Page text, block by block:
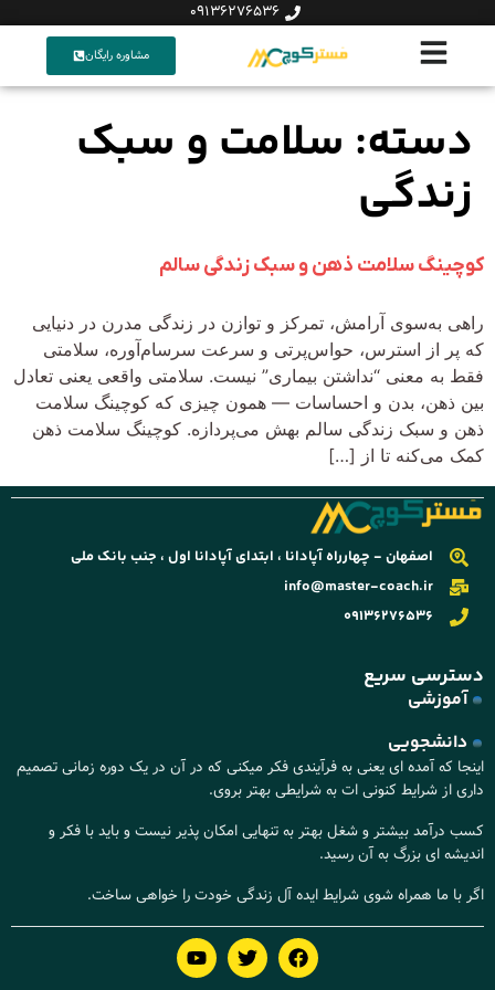
09136276536
مشاوره رایگان
دسته: سلامت و سبک
زندگی
کوچینگ سلامت ذهن و سبک زندگی سالم
راهی به‌سوی آرامش، تمرکز و توازن در زندگی مدرن در دنیایی
که پر از استرس، حواس‌پرتی و سرعت سرسام‌آوره، سلامتی
فقط به معنی “نداشتن بیماری” نیست. سلامتی واقعی یعنی تعادل
بین ذهن، بدن و احساسات — همون چیزی که کوچینگ سلامت
ذهن و سبک زندگی سالم بهش می‌پردازه. کوچینگ سلامت ذهن
کمک می‌کنه تا از […]
اصفهان - چهارراه آپادانا ، ابتدای آپادانا اول ، جنب بانک ملی
info@master-coach.ir
09136276536
دسترسی سریع
آموزشی
دانشجویی
اینجا که آمده ای یعنی به فرآیندی فکر میکنی که در آن در یک دوره زمانی تصمیم
داری از شرایط کنونی ات به شرایطی بهتر بروی.
کسب درآمد بیشتر و شغل بهتر به تنهایی امکان پذیر نیست و باید با فکر و
اندیشه ای بزرگ به آن رسید.
اگر با ما همراه شوی شرایط ایده آل زندگی خودت را خواهی ساخت.